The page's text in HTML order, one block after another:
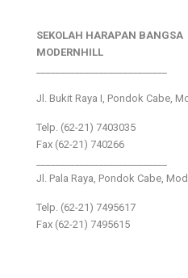
SEKOLAH HARAPAN BANGSA
MODERNHILL
Jl. Bukit Raya I, Pondok Cabe,
Telp. (62-21) 7403035
Fax (62-21) 740266
Jl. Pala Raya, Pondok Cabe,
Telp. (62-21) 7495617
Fax (62-21) 7495615